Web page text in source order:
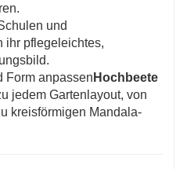
und
ihr pflegeleichtes,
Form anpassen Hochbeete
jedem Gartenlayout, von
kreisförmigen Mandala-